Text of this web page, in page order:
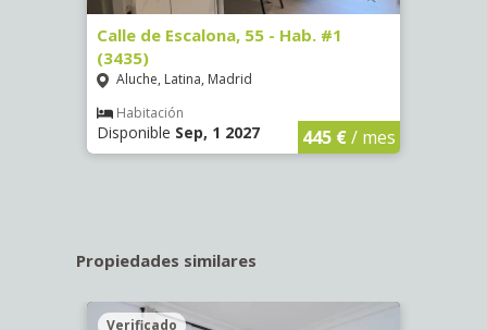
Calle de Escalona, 55 - Hab. #1
(3435)
Aluche, Latina, Madrid
Habitación
Disponible Sep, 1 2027 445 €/ mes
Propiedades similares
Verificado